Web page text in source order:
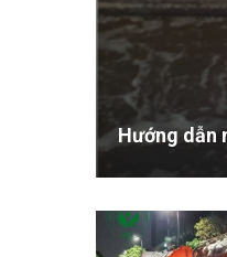
Bùn vi sinh